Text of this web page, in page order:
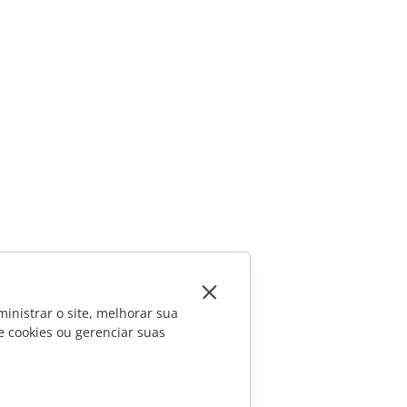
o site, melhorar sua
ou gerenciar suas